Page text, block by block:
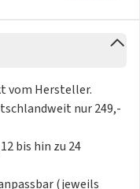
vom Hersteller.
nur 249,-
bis hin zu 24
(jeweils